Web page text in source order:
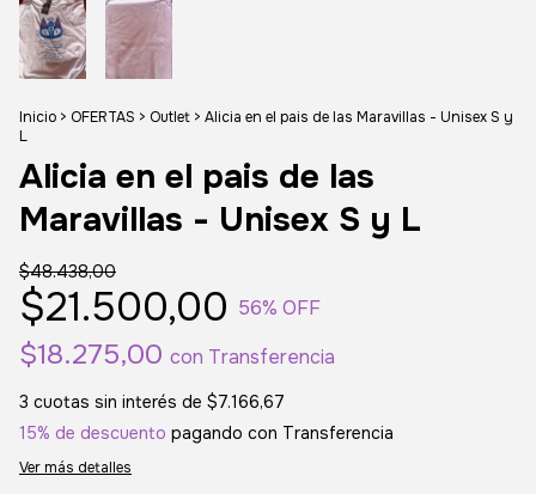
Inicio > OFERTAS > Outlet > Alicia en el pais de las Maravillas - Unisex S y
L
Alicia en el pais de las
Maravillas - Unisex S y L
$48.438,00
$21.500,00 56% OFF
$18.275,00 con Transferencia
3 cuotas sin interés de $7.166,67
15% de descuento pagando con Transferencia
Ver más detalles